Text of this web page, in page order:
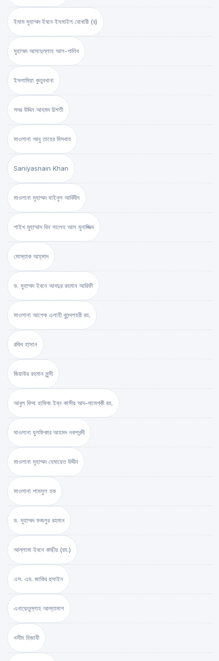
ইমাম মুহাম্মদ ইবনে ইসমাইল বোখারী (র)
মুহাম্মদ আসাদুল্লাহ আল-গালিব
ইসলামিয়া কুতুবখানা
সদর উদ্দিন আহমদ চিশতী
মাওলানা আবু তাহের মিসবাহ
Saniyasnain Khan
মাওলানা মুহাম্মদ যাইনুল আবিদীন
শাইখ মুহাম্মাদ বিন সালেহ আল মুনাজ্জিদ
মোস্তাক আহ্‌মাদ
ড. মুহাম্মদ ইবনে আবদুর রহমান আরিফী
মাওলানা আশেক এলাহী বুলন্দশহরী রহ.
রকিব হাসান
জিয়াউর রহমান মুন্সী
আবুল ফিদা হাফিজ ইব্‌ন কাসীর আদ-দামেশ্‌কী রহ.
মাওলানা যুলফিকার আহমদ নকশবন্দী
মাওলানা মুহাম্মদ হেমায়েত উদ্দীন
মাওলানা শামসুল হক
ড. মুহাম্মদ ফজলুর রহমান
আল্লামা ইবনে কাছীর (রহ.)
এস. এম. জাকির হুসাইন
এনায়েতুল্লাহ আল্‌তামাশ
নসীম হিজাযী